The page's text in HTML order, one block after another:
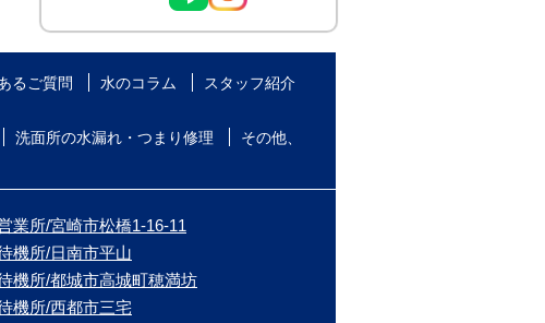
るご質問 水のコラム
スタッフ紹介
洗面所の水漏れ・つまり修理
その他、
業所/宮崎市松橋1-16-11
機所/日南市平山
機所/都城市高城町穂満坊
機所/西都市三宅